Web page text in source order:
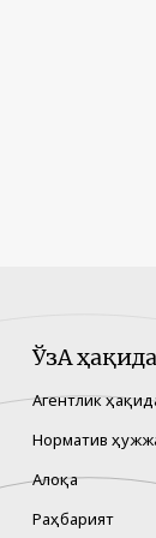
ЎзА ҳақида
Агентлик
Норматив
Алоқа
Раҳбарият